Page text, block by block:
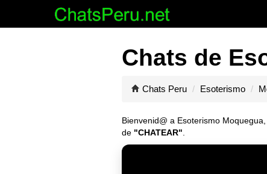
Chats de
Chats Peru Esoterismo
Bienvenid@ a Esoterismo
de "CHATEAR"